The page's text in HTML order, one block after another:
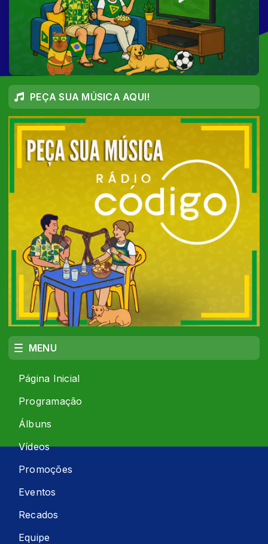
PEÇA SUA MÚSICA AQUI!
MENU
Página Inicial
Programação
Álbuns
Vídeos
Promoções
Eventos
Recados
Equipe